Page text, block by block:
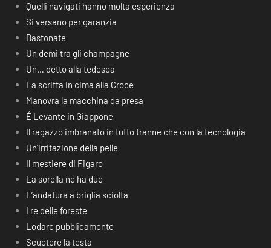
Quelli navigati hanno molta esperienza
Si versano per garanzia
Bastonate
Un demi tra gli champagne
Un… detto alla tedesca
La scritta in cima alla Croce
Manovra la macchina da presa
É Levante in Giappone
Il ragazzo imbranato in tutto tranne che con la tecnologia
Un’irritazione della pelle
Il mestiere di Figaro
La sorella ne ha due
L’andatura a briglia sciolta
I re delle foreste
Lodare pubblicamente
Scuotere la testa